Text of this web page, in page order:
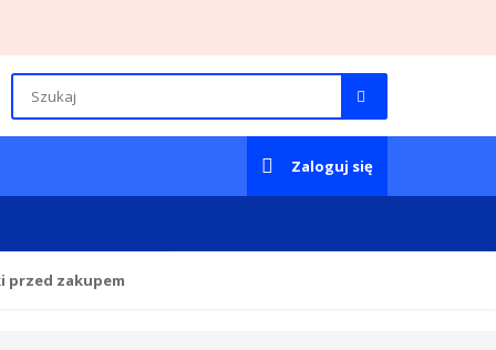
Zaloguj się
przed zakupem